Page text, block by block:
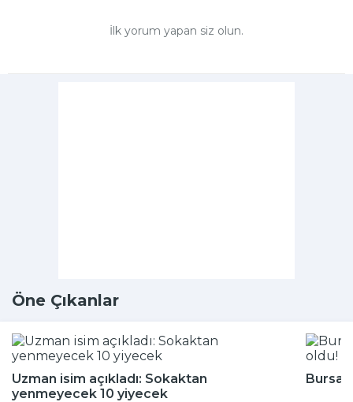
İlk yorum yapan siz olun.
Öne Çıkanlar
Uzman isim açıkladı: Sokaktan
yenmeyecek 10 yiyecek